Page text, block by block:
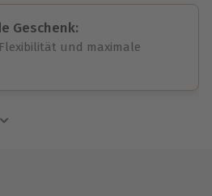
Geschenk:
und maximale